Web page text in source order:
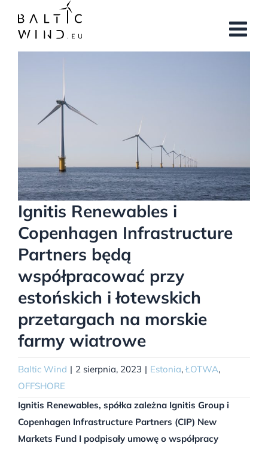
zawartości
Ignitis Renewables i
Copenhagen Infrastructure
Partners będą
współpracować przy
estońskich i łotewskich
przetargach na morskie
farmy wiatrowe
Baltic Wind | 2 sierpnia, 2023 | Estonia, ŁOTWA,
OFFSHORE
Ignitis Renewables, spółka zależna Ignitis Group i
Copenhagen Infrastructure Partners (CIP) New
Markets Fund I podpisały umowę o współpracy